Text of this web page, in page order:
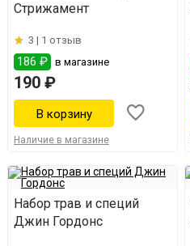
Стрижамент
3 | 1 отзыв
186 ₽ в магазине
190 ₽
Наличие в магазине
Набор трав и специй
Джин Гордонс